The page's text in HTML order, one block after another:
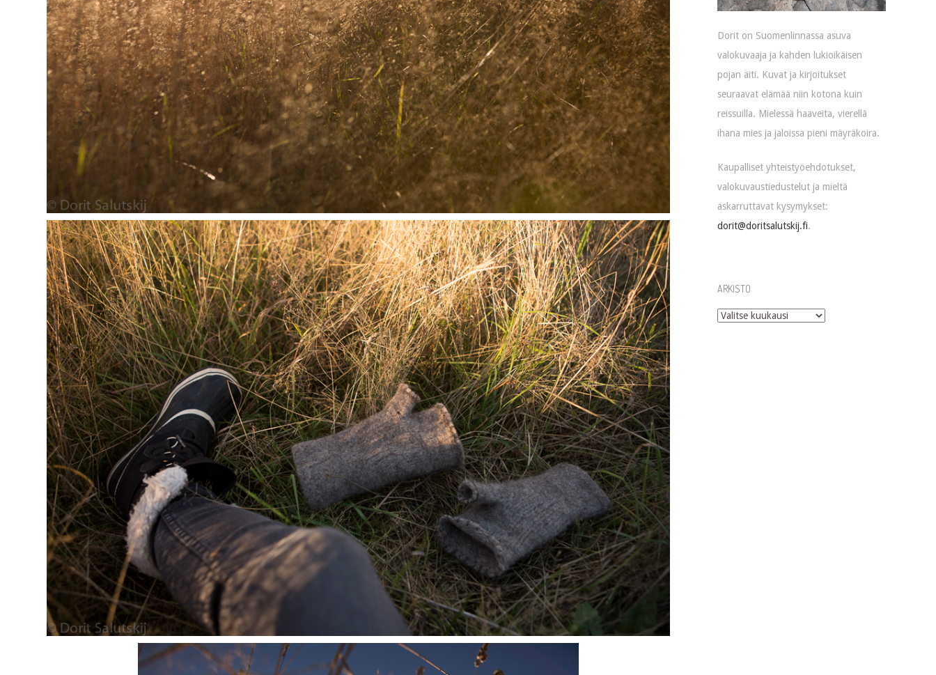
Dorit on Suomenlinnassa asuva
valokuvaaja ja kahden lukioikäisen
pojan äiti. Kuvat ja kirjoitukset
seuraavat elämää niin kotona kuin
reissuilla. Mielessä haaveita, vierellä
ihana mies ja jaloissa pieni mäyräkoira.
Kaupalliset yhteistyöehdotukset,
valokuvaustiedustelut ja mieltä
askarruttavat kysymykset:
dorit@doritsalutskij.fi.
ARKISTO
Arkisto